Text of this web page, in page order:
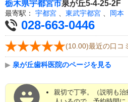
栃木県宇都宮市泉が丘5-4-25-2F
最寄駅： 宇都宮 東武宇都宮 岡本
028-663-0446
(10.00)最近の口コ
▶ 泉が丘歯科医院のページを見る
親切で丁寧。（説明も